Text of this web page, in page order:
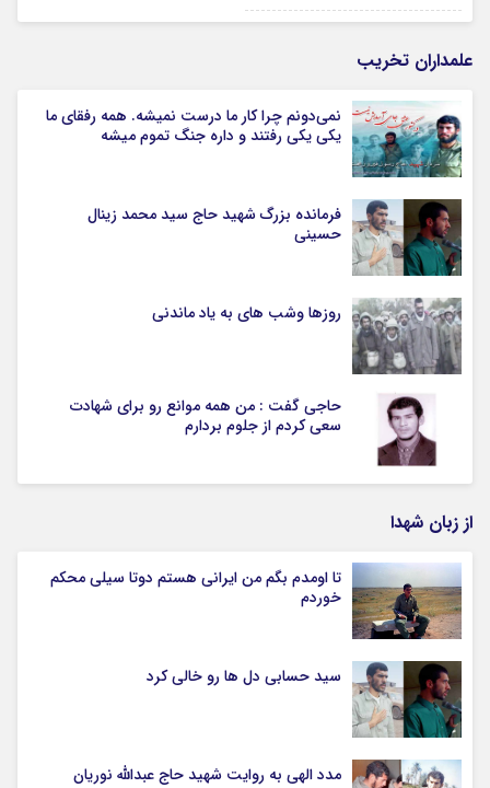
علمداران تخریب
نمی‌دونم چرا کار ما درست نمیشه. همه رفقای ما
یکی یکی رفتند و داره جنگ تموم میشه
فرمانده بزرگ شهید حاج سید محمد زینال
حسینی
روزها وشب های به یاد ماندنی
حاجی گفت : من همه موانع رو برای شهادت
سعی کردم از جلوم بردارم
از زبان شهدا
تا اومدم بگم من ایرانی هستم دوتا سیلی محکم
خوردم
سید حسابی دل ها رو خالی کرد
مدد الهی به روایت شهید حاج عبدالله نوریان